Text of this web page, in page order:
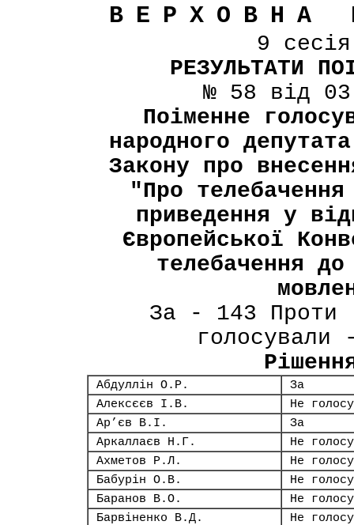
ВЕРХОВНА
9
РЕЗУЛЬТАТИ
№ 58 від
Поіменне
народного
Закону про
"Про
приведення у
Європейської
телебачення
За - 143 Проти
Абдуллін О.Р.
За
Алексєєв І.В.
Не
Ар’єв В.І.
За
Аркаллаєв Н.Г.
Не
Ахметов Р.Л.
Не
Бабурін О.В.
Не
Баранов В.О.
Не
Барвіненко В.Д.
Не